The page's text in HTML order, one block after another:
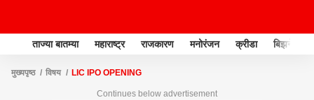
ताज्या बातम्या महाराष्ट्र राजकारण मनोरंजन क्रीडा बिझनेस
मुख्यपृष्ठ विषय LIC IPO OPENING
Continues below advertisement